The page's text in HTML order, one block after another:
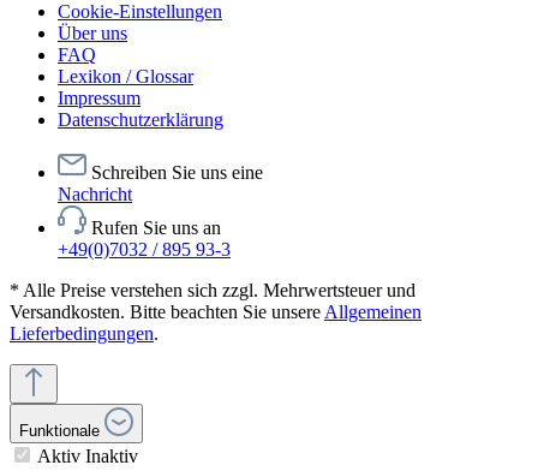
Cookie-Einstellungen
Über uns
FAQ
Lexikon / Glossar
Impressum
Datenschutzerklärung
Schreiben Sie uns eine
Nachricht
Rufen Sie uns an
+49(0)7032 / 895 93-3
* Alle Preise verstehen sich zzgl. Mehrwertsteuer und
Versandkosten. Bitte beachten Sie unsere Allgemeinen
Lieferbedingungen.
Funktionale
Aktiv Inaktiv